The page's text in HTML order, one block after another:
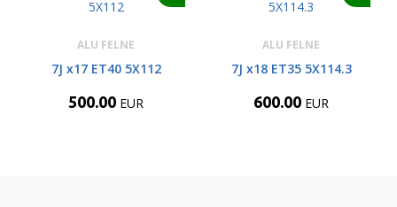
ALU FELNE
7J x17 ET40 5X112
500.00 EUR
ALU FELNE
7J x18 ET35 5X114.3
600.00 EUR